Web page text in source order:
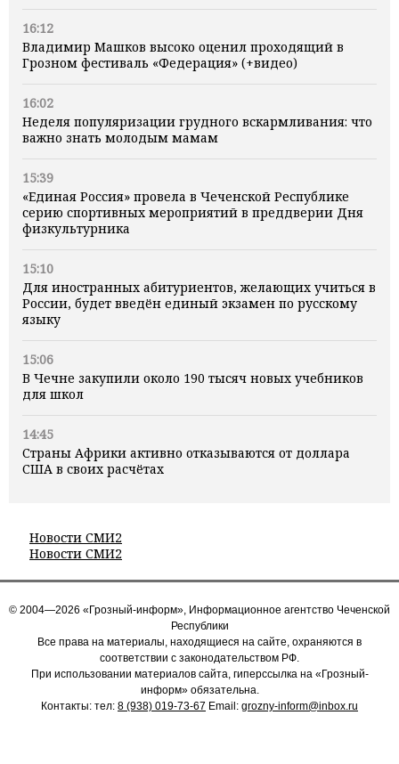
16:12
Владимир Машков высоко оценил проходящий в
Грозном фестиваль «Федерация» (+видео)
16:02
Неделя популяризации грудного вскармливания: что
важно знать молодым мамам
15:39
«Единая Россия» провела в Чеченской Республике
серию спортивных мероприятий в преддверии Дня
физкультурника
15:10
Для иностранных абитуриентов, желающих учиться в
России, будет введён единый экзамен по русскому
языку
15:06
В Чечне закупили около 190 тысяч новых учебников
для школ
14:45
Страны Африки активно отказываются от доллара
США в своих расчётах
Новости СМИ2
Новости СМИ2
© 2004—2026 «Грозный-информ», Информационное агентство Чеченской
Республики
Все права на материалы, находящиеся на сайте, охраняются в
соответствии с законодательством РФ.
При использовании материалов сайта, гиперссылка на «Грозный-
информ» обязательна.
Контакты: тел: 8 (938) 019-73-67 Email: grozny-inform@inbox.ru